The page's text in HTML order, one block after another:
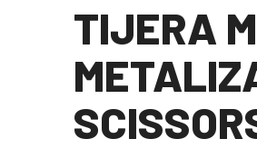
TIJERA